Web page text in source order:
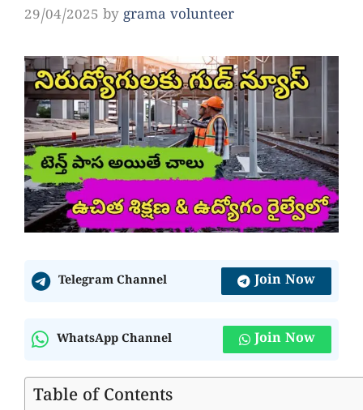
29/04/2025 by grama volunteer
Telegram Channel Join Now
WhatsApp Channel Join Now
Table of Contents